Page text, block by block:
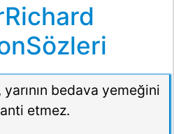
yarının bedava yemeğini
etmez.